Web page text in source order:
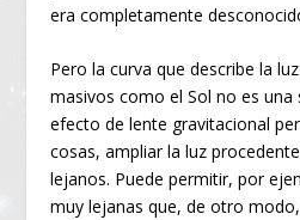
era completamente
Pero la curva que describe la
masivos como el Sol no es una
efecto de lente gravitacional
cosas, ampliar la luz
lejanos. Puede permitir, por
muy lejanas que, de otro